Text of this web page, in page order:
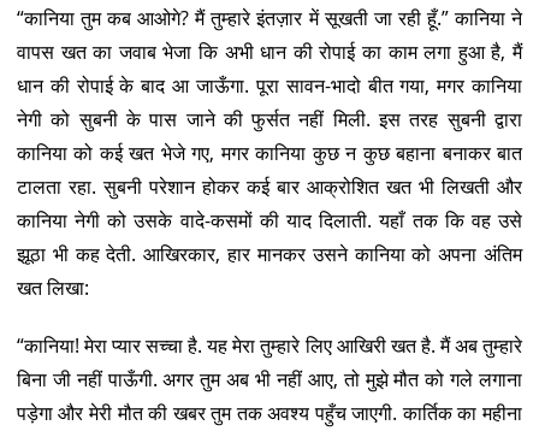
“कानिया तुम कब आओगे? मैं तुम्हारे इंतज़ार में सूखती जा रही हूँ.” कानिया ने
वापस खत का जवाब भेजा कि अभी धान की रोपाई का काम लगा हुआ है, मैं
धान की रोपाई के बाद आ जाऊँगा. पूरा सावन-भादो बीत गया, मगर कानिया
नेगी को सुबनी के पास जाने की फुर्सत नहीं मिली. इस तरह सुबनी द्वारा
कानिया को कई खत भेजे गए, मगर कानिया कुछ न कुछ बहाना बनाकर बात
टालता रहा. सुबनी परेशान होकर कई बार आक्रोशित खत भी लिखती और
कानिया नेगी को उसके वादे-कसमों की याद दिलाती. यहाँ तक कि वह उसे
झूठा भी कह देती. आखिरकार, हार मानकर उसने कानिया को अपना अंतिम
खत लिखा:
“कानिया! मेरा प्यार सच्चा है. यह मेरा तुम्हारे लिए आखिरी खत है. मैं अब तुम्हारे
बिना जी नहीं पाऊँगी. अगर तुम अब भी नहीं आए, तो मुझे मौत को गले लगाना
पड़ेगा और मेरी मौत की खबर तुम तक अवश्य पहुँच जाएगी. कार्तिक का महीना